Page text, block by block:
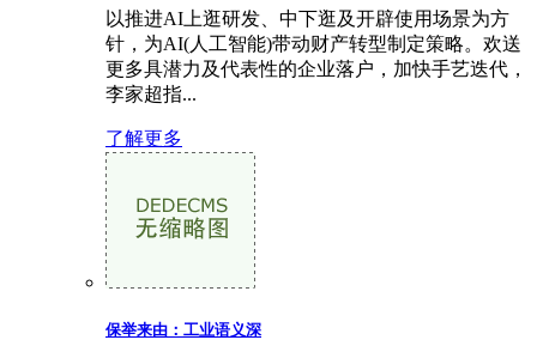
以推进AI上逛研发、中下逛及开辟使用场景为方
针，为AI(人工智能)带动财产转型制定策略。欢送
更多具潜力及代表性的企业落户，加快手艺迭代，
李家超指...
了解更多
保举来由：工业语义深